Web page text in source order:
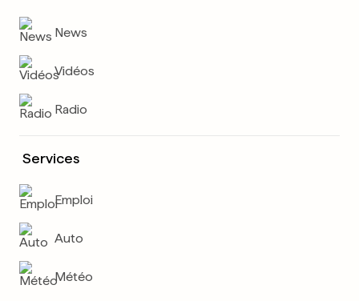
News
Vidéos
Radio
Services
Emploi
Auto
Météo